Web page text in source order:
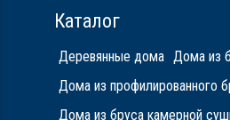
Каталог
Деревянные дома Дома из
Дома из профилированного
Дома из бруса камерной